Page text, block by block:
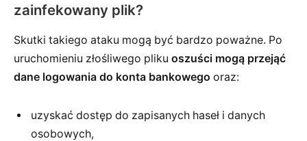
zainfekowany plik?
Skutki takiego ataku mogą być bardzo poważne. Po
uruchomieniu złośliwego pliku oszuści mogą przejąć
dane logowania do konta bankowego oraz:
uzyskać dostęp do zapisanych haseł i danych
osobowych,